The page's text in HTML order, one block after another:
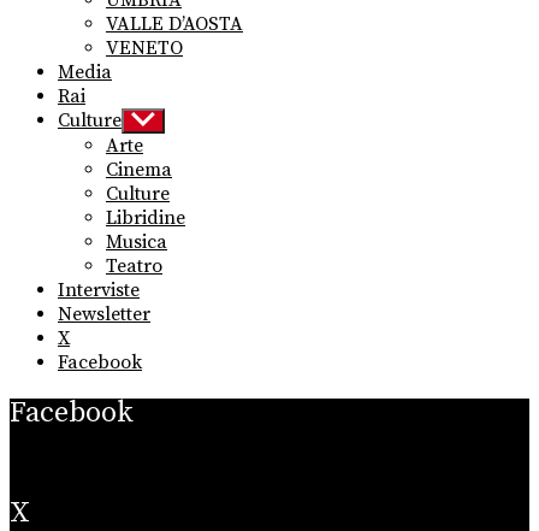
VALLE D’AOSTA
VENETO
Media
Rai
Culture Show
sub
menu
Arte
Cinema
Culture
Libridine
Musica
Teatro
Interviste
Newsletter
X
Facebook
Facebook
X